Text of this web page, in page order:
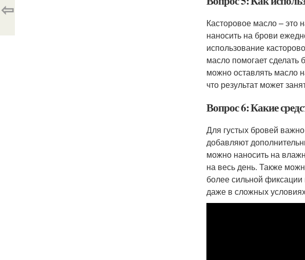
Касторовое масло – это
наносить на брови
использование
масло помогает
можно оставлять масло
что результат может
Вопрос 6: Какие
Для густых бровей
добавляют
можно наносить на
на весь день. Также
более сильной
даже в сложных
⇦